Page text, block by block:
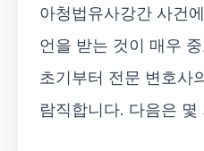
아청법유사강간 사건
언을 받는 것이 매우
초기부터 전문 변호사
람직합니다. 다음은 몇